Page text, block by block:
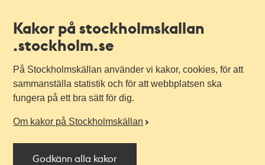
Kakor på stockholmskallan
.stockholm.se
På Stockholmskällan använder vi kakor, cookies, för att
sammanställa statistik och för att webbplatsen ska
fungera på ett bra sätt för dig.
Om kakor på Stockholmskällan
Godkänn alla kakor